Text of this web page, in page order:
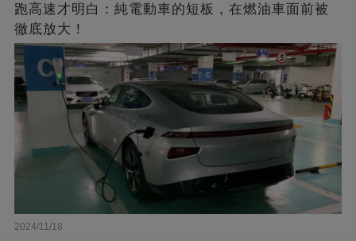
跑高速才明白：純電動車的短板，在燃油車面前被
徹底放大！
2024/11/18